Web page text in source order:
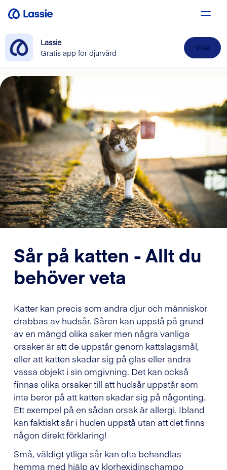
Lassie
Gratis app för djurvård
Visa
Sår på katten - Allt du
behöver veta
Katter kan precis som andra djur och människor
drabbas av hudsår. Såren kan uppstå på grund
av en mängd olika saker men några vanliga
orsaker är att de uppstår genom kattslagsmål,
eller att katten skadar sig på glas eller andra
vassa objekt i sin omgivning. Det kan också
finnas olika orsaker till att hudsår uppstår som
inte beror på att katten skadar sig på någonting.
Ett exempel på en sådan orsak är allergi. Ibland
kan faktiskt sår i huden uppstå utan att det finns
någon direkt förklaring!
Små, väldigt ytliga sår kan ofta behandlas
hemma med hjälp av klorhexidinschampo